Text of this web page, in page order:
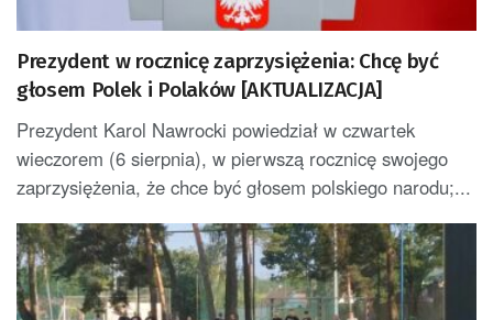
Prezydent w rocznicę zaprzysiężenia: Chcę być
głosem Polek i Polaków [AKTUALIZACJA]
Prezydent Karol Nawrocki powiedział w czwartek
wieczorem (6 sierpnia), w pierwszą rocznicę swojego
zaprzysiężenia, że chce być głosem polskiego narodu;...